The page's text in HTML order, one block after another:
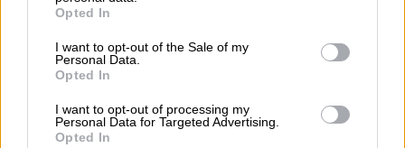
grant or deny consent to Google and its third-party tags to
use your data for below specified purposes in below Google
consent section.
Opted In
I want to opt-out of the Sale of my
Personal Data.
Opted In
I want to opt-out of processing my
Personal Data for Targeted Advertising.
Opted In
ΗΠΑ και Ρωσίας.
UPDATE:@NASA
monitoring a stable medical situation
involving one International Space
Station crew member and evaluating